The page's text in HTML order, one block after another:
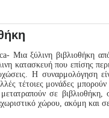
Μια ξύλινη βιβλιοθήκη
κατασκευή που επίσης
Η συναρμολόγηση
τέτοιες μονάδες
σε βιβλιοθήκη,
χώρου, ακόμη και